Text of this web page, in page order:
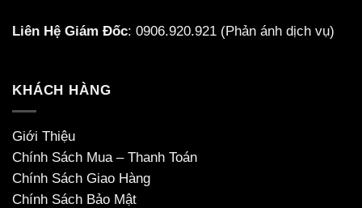
Liên Hệ Giám Đốc: 0906.920.921 (Phản ánh dịch vụ)
KHÁCH HÀNG
Giới Thiệu
Chính Sách Mua – Thanh Toán
Chính Sách Giao Hàng
Chính Sách Bảo Mật